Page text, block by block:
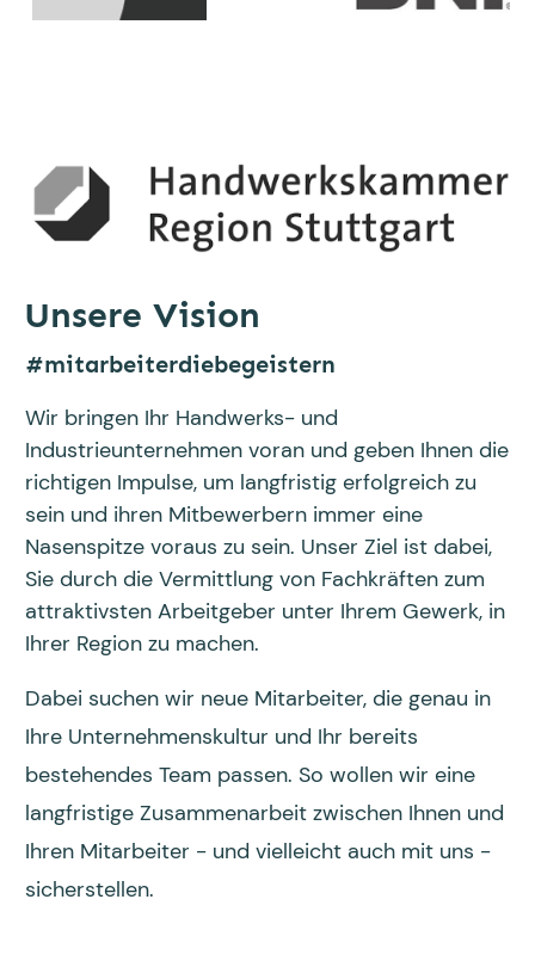
Unsere Vision
#mitarbeiterdiebegeistern
Wir bringen Ihr Handwerks- und
Industrieunternehmen voran und geben Ihnen die
richtigen Impulse, um langfristig erfolgreich zu
sein und ihren Mitbewerbern immer eine
Nasenspitze voraus zu sein. Unser Ziel ist dabei,
Sie durch die Vermittlung von Fachkräften zum
attraktivsten Arbeitgeber unter Ihrem Gewerk, in
Ihrer Region zu machen.
Dabei suchen wir neue Mitarbeiter, die genau in
Ihre Unternehmenskultur und Ihr bereits
bestehendes Team passen. So wollen wir eine
langfristige Zusammenarbeit zwischen Ihnen und
Ihren Mitarbeiter - und vielleicht auch mit uns -
sicherstellen.